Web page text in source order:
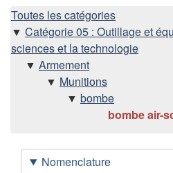
H
i
Toutes les catégories
Catégorie 05 : Outillage et
sciences et la technologie
Armement
Munitions
bombe
bombe air-
Nomenclature